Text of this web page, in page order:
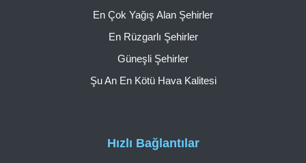
Hızlı Bağlantılar
En Çok Yağış Alan Şehirler
En Rüzgarlı Şehirler
Güneşli Şehirler
Şu An En Kötü Hava Kalitesi